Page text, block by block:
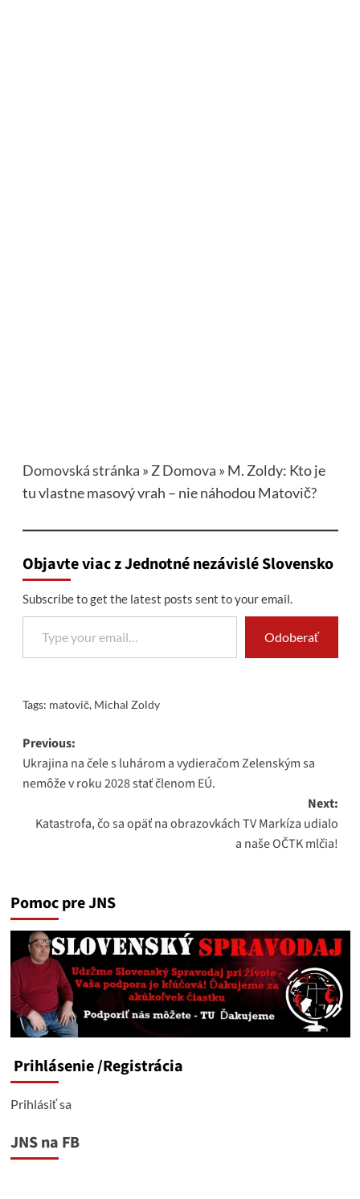
Domovská stránka » Z Domova » M. Zoldy: Kto je
tu vlastne masový vrah – nie náhodou Matovič?
Objavte viac z Jednotné nezávislé Slovensko
Subscribe to get the latest posts sent to your email.
Type your email…
Odoberať
Tags: matovič, Michal Zoldy
Post
navigation
Previous:
Ukrajina na čele s luhárom a vydieračom Zelenským sa
nemôže v roku 2028 stať členom EÚ.
Next:
Katastrofa, čo sa opäť na obrazovkách TV Markíza udialo
a naše OČTK mlčia!
Pomoc pre JNS
Prihlásenie/Registrácia
Prihlásiť sa
JNS na FB